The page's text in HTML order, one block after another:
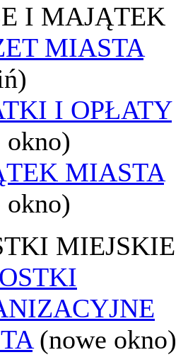
I MAJĄTEK
MIASTA
I OPŁATY
okno)
MIASTA
okno)
MIEJSKIE
(nowe okno)